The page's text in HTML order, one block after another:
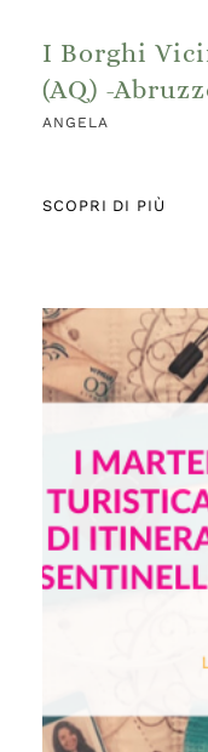
I Borghi
(AQ) -
ANGELA
SCOPRI DI PIÙ